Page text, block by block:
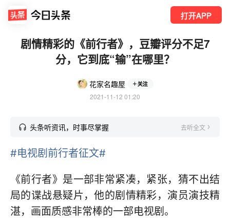
打开APP
剧情精彩的《前行者》，豆瓣评分不足7
分，它到底“输”在哪里？
花家名趣屋 关注
2021-11-12 01:20
头条听资讯，时事尽掌握 去听全文
#电视剧前行者征文#
《前行者》是一部非常紧凑，紧张，猜不出结
局的谍战悬疑片，他的剧情精彩，演员演技精
湛，画面质感非常棒的一部电视剧。